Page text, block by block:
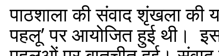
पाठशाला की संवाद शृंखला की
पहलू’ पर आयोजित हुई थी। इस